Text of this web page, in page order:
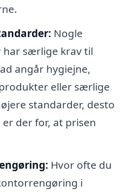
Nogle
har særlige krav til
angår hygiejne,
eller særlige
standarder, desto
der for, at prisen
Hvor ofte du
i